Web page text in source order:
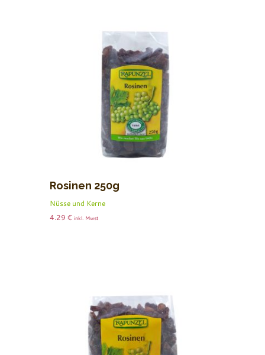
Rosinen 250g
Nüsse und Kerne
4.29 € inkl. Mwst